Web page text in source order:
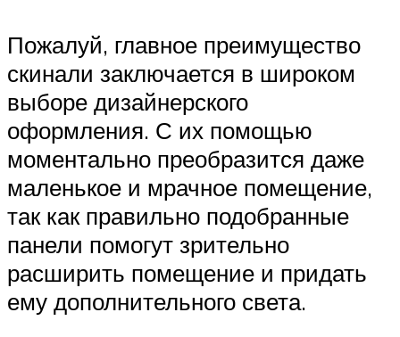
Пожалуй, главное преимущество
скинали заключается в широком
выборе дизайнерского
оформления. С их помощью
моментально преобразится даже
маленькое и мрачное помещение,
так как правильно подобранные
панели помогут зрительно
расширить помещение и придать
ему дополнительного света.